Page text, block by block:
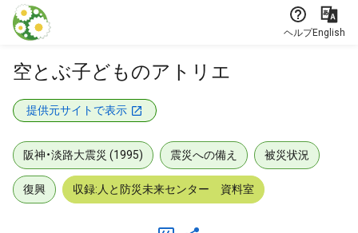
本文に飛ぶ
ヘルプEnglish
空とぶ子どものアトリエ
提供元サイトで表示
阪神・淡路大震災 (1995) 震災への備え 被災状況
復興 収録:人と防災未来センター 資料室